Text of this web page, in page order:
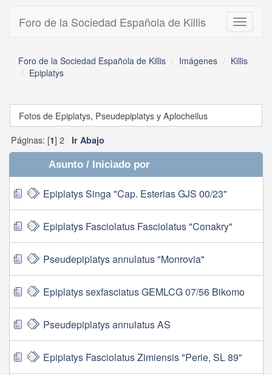
Toggle
Foro de la Sociedad Española de Killis
Foro de la Sociedad Española de Killis Imágenes
Killis
Epiplatys
Fotos de Epiplatys, Pseudepiplatys y Aplocheilus
Páginas: [1] 2 Ir Abajo
Asunto/ Iniciado por
Epiplatys Singa "Cap. Esterias GJS 00/23"
Epiplatys Fasciolatus Fasciolatus "Conakry"
Pseudepiplatys annulatus "Monrovia"
Epiplatys sexfasciatus GEMLCG 07/56 Bikomo
Pseudepiplatys annulatus AS
Epiplatys Fasciolatus Zimiensis "Perie, SL 89"